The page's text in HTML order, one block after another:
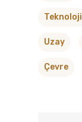
Teknoloji
Uzay
Çevre